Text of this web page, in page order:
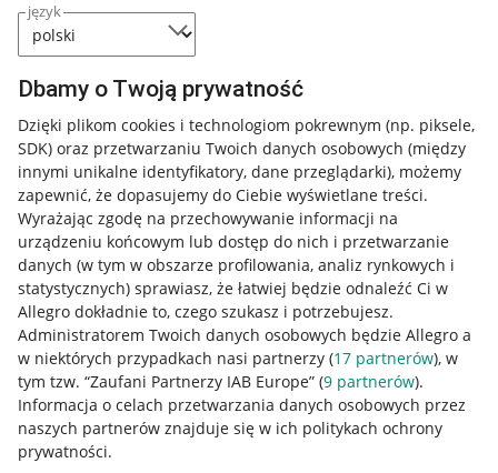
język
Dbamy o Twoją prywatność
Dzięki plikom cookies i technologiom pokrewnym (np. piksele,
SDK) oraz przetwarzaniu Twoich danych osobowych (między
innymi unikalne identyfikatory, dane przeglądarki), możemy
zapewnić, że dopasujemy do Ciebie wyświetlane treści.
Wyrażając zgodę na przechowywanie informacji na
urządzeniu końcowym lub dostęp do nich i przetwarzanie
danych (w tym w obszarze profilowania, analiz rynkowych i
statystycznych) sprawiasz, że łatwiej będzie odnaleźć Ci w
Allegro dokładnie to, czego szukasz i potrzebujesz.
Administratorem Twoich danych osobowych będzie Allegro a
w niektórych przypadkach nasi partnerzy (17 partnerów), w
tym tzw. “Zaufani Partnerzy IAB Europe” (9 partnerów).
Informacja o celach przetwarzania danych osobowych przez
naszych partnerów znajduje się w ich politykach ochrony
prywatności.
Przydatne informacje
Jak to działa